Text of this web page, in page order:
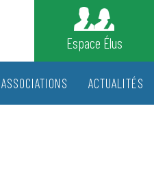
Espace Élus
ASSOCIATIONS ACTUALITÉS